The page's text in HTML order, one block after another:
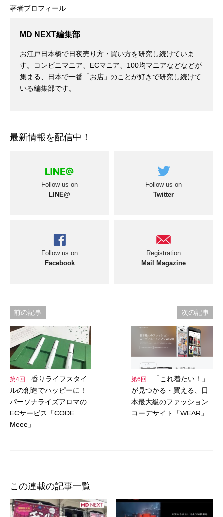
著者プロフィール
MD NEXT編集部
お江戸日本橋で日夜売り方・買い方を研究し続けていま
す。コンビニマニア、ECマニア、100均マニアなどなどが
集まる、日本で一番「お店」のことが好きで研究し続けて
いる編集部です。
最新情報を配信中！
Follow us on
LINE@
Follow us on
Twitter
Follow us on
Facebook
Registration
Mail Magazine
投
稿
ナ
ビ
ゲ
ー
シ
前の記事
第4回
香りライフスタイ
ルの創造でハッピーに！
パーソナライズアロマの
ECサービス「CODE
Meee」
次の記事
第6回
「これ着たい！」
が見つかる・買える、日
本最大級のファッション
コーデサイト「WEAR」
この連載の記事一覧